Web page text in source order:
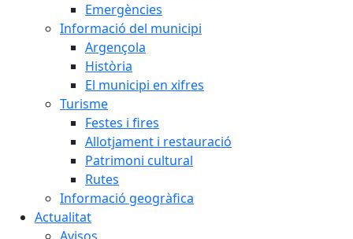
Emergències
Informació del municipi
Argençola
Història
El municipi en xifres
Turisme
Festes i fires
Allotjament i restauració
Patrimoni cultural
Rutes
Informació geogràfica
Actualitat